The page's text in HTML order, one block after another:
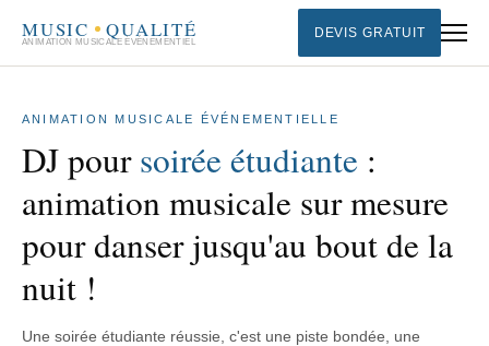
MUSIC QUALITÉ
ANIMATION MUSICALE ÉVÉNEMENTIEL
DEVIS GRATUIT
ANIMATION MUSICALE ÉVÉNEMENTIELLE
DJ poursoirée étudiante :
animation musicale sur mesure
pour danser jusqu'au bout de la
nuit !
Une soirée étudiante réussie, c'est une piste bondée, une